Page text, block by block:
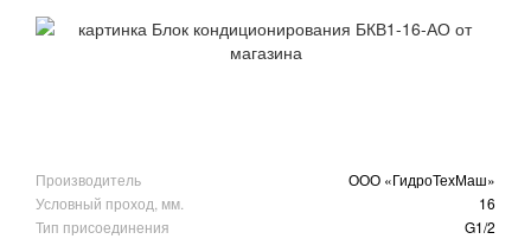
Производитель
ООО «ГидроТехМаш»
Условный проход, мм.
16
Тип присоединения
G1/2